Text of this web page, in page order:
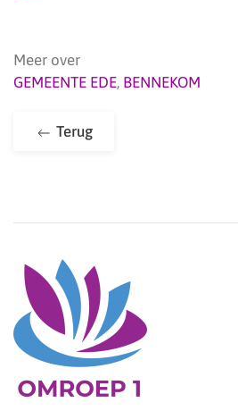
Meer over
GEMEENTE EDE, BENNEKOM
Terug